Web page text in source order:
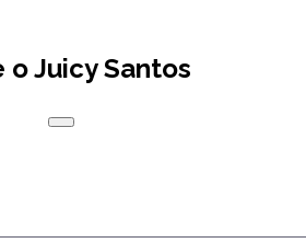
o Juicy Santos